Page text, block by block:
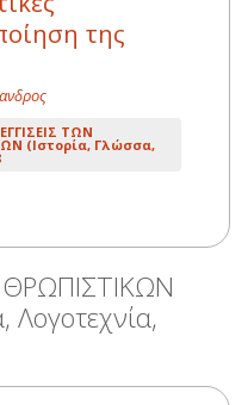
της
ΤΩΝ
(Ιστορία, Γλώσσα,